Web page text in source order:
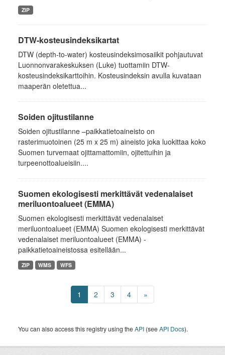
ZIP
DTW-kosteusindeksikartat
DTW (depth-to-water) kosteusindeksimosaiikit pohjautuvat
Luonnonvarakeskuksen (Luke) tuottamiin DTW-
kosteusindeksikarttoihin. Kosteusindeksin avulla kuvataan
maaperän oletettua...
Soiden ojitustilanne
Soiden ojitustilanne –paikkatietoaineisto on
rasterimuotoinen (25 m x 25 m) aineisto joka luokittaa koko
Suomen turvemaat ojittamattomiin, ojitettuihin ja
turpeenottoalueisiin....
Suomen ekologisesti merkittävät vedenalaiset
meriluontoalueet (EMMA)
Suomen ekologisesti merkittävät vedenalaiset
meriluontoalueet (EMMA) Suomen ekologisesti merkittävät
vedenalaiset meriluontoalueet (EMMA) -
paikkatietoaineistossa esitellään...
ZIP WMS WFS
1 2 3 4 »
You can also access this registry using theAPI (seeAPI Docs).